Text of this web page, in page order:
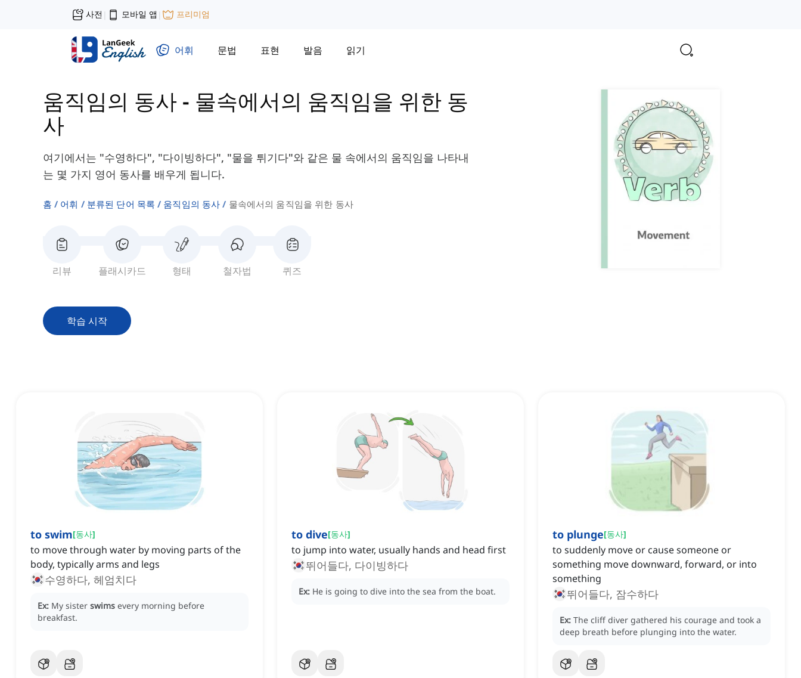
사전 | 모바일 앱 | 프리미엄
어휘 문법 표현 발음 읽기
움직임의 동사 - 물속에서의 움직임을 위한 동
사
여기에서는 "수영하다", "다이빙하다", "물을 튀기다"와 같은 물 속에서의 움직임을 나타내
는 몇 가지 영어 동사를 배우게 됩니다.
홈 어휘 분류된 단어 목록 움직임의 동사 물속에서의 움직임을 위한 동사
리뷰 플래시카드 형태 철자법 퀴즈
학습 시작
to swim[동사]
to move through water by moving parts of the
body, typically arms and legs
수영하다, 헤엄치다
Ex: My sister swims every morning before
breakfast.
to dive[동사]
to jump into water, usually hands and head first
뛰어들다, 다이빙하다
Ex: He is going to dive into the sea from the boat.
to plunge[동사]
to suddenly move or cause someone or
something move downward, forward, or into
something
뛰어들다, 잠수하다
Ex: The cliff diver gathered his courage and took a
deep breath before plunging into the water.